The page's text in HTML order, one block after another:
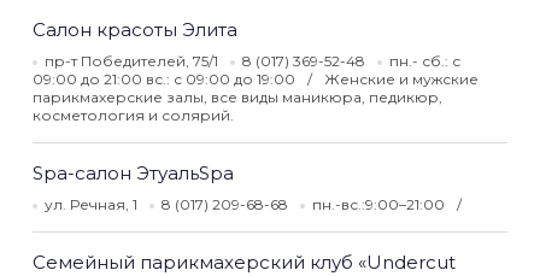
Салон красоты Элита
пр-т Победителей, 75/1 8 (017) 369-52-48
пн.- сб.: с
09:00 до 21:00 вс.: с 09:00 до 19:00
Женские и мужские
парикмахерские залы, все виды маникюра, педикюр,
косметология и солярий.
Spa-cалон ЭтуальSpa
ул. Речная, 1 8 (017) 209-68-68 пн.-вс.:9:00–21:00
Семейный парикмахерский клуб «Undercut